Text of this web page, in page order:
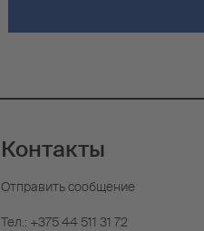
Контакты
Отправить сообщение
Тел.: +375 44 511 31 72